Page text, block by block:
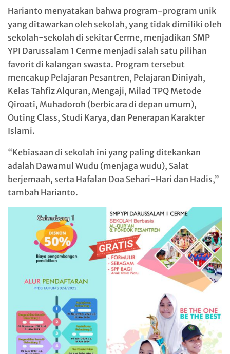
Harianto menyatakan bahwa program-program unik
yang ditawarkan oleh sekolah, yang tidak dimiliki oleh
sekolah-sekolah di sekitar Cerme, menjadikan SMP
YPI Darussalam 1 Cerme menjadi salah satu pilihan
favorit di kalangan swasta. Program tersebut
mencakup Pelajaran Pesantren, Pelajaran Diniyah,
Kelas Tahfiz Alquran, Mengaji, Milad TPQ Metode
Qiroati, Muhadoroh (berbicara di depan umum),
Outing Class, Studi Karya, dan Penerapan Karakter
Islami.
“Kebiasaan di sekolah ini yang paling ditekankan
adalah Dawamul Wudu (menjaga wudu), Salat
berjemaah, serta Hafalan Doa Sehari-Hari dan Hadis,”
tambah Harianto.